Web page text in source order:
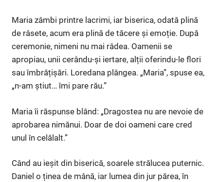
Maria zâmbi printre lacrimi, iar biserica, odată plină
de râsete, acum era plină de tăcere și emoție. După
ceremonie, nimeni nu mai râdea. Oamenii se
apropiau, unii cerându-și iertare, alții oferindu-le flori
sau îmbrățișări. Loredana plângea. „Maria”, spuse ea,
„n-am știut… îmi pare rău.”
Maria îi răspunse blând: „Dragostea nu are nevoie de
aprobarea nimănui. Doar de doi oameni care cred
unul în celălalt.”
Când au ieșit din biserică, soarele strălucea puternic.
Daniel o ținea de mână, iar lumea din jur părea, în